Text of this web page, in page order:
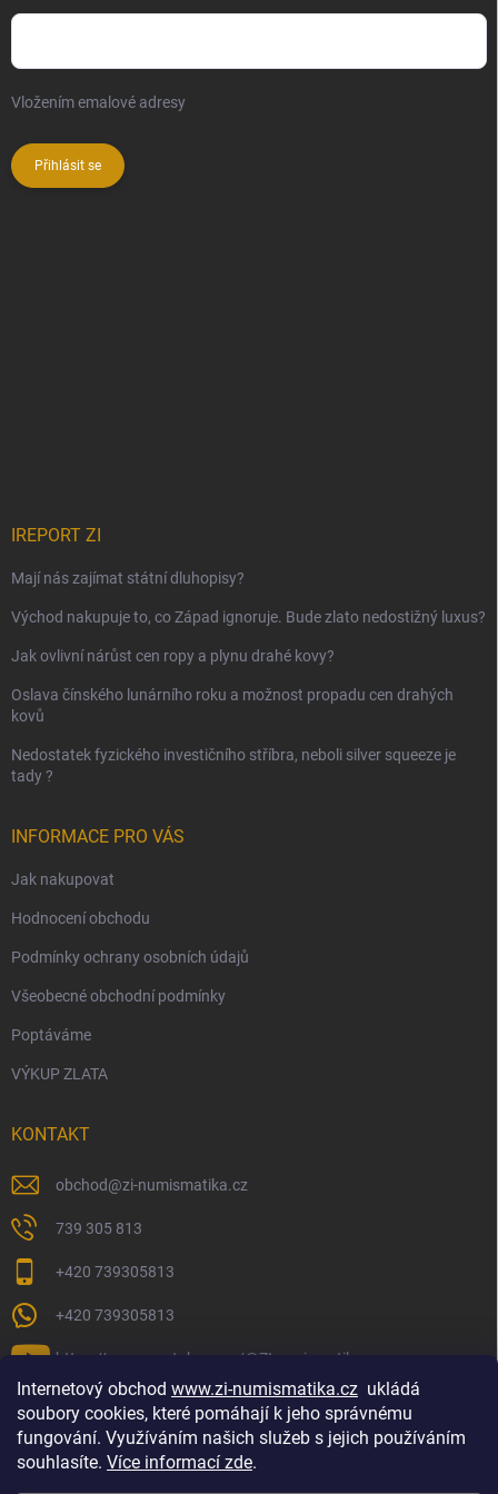
Internetový obchod www.zi-numismatika.cz ukládá
soubory cookies, které pomáhají k jeho správnému
fungování. Využíváním našich služeb s jejich používáním
souhlasíte. Více informací zde.
Vložením emalové adresy
Přihlásit se
IREPORT ZI
Mají nás zajímat státní dluhopisy?
Východ nakupuje to, co Západ ignoruje. Bude zlato nedostižný luxus?
Jak ovlivní nárůst cen ropy a plynu drahé kovy?
Oslava čínského lunárního roku a možnost propadu cen drahých
kovů
Nedostatek fyzického investičního stříbra, neboli silver squeeze je
tady ?
INFORMACE PRO VÁS
Jak nakupovat
Hodnocení obchodu
Podmínky ochrany osobních údajů
Všeobecné obchodní podmínky
Poptáváme
VÝKUP ZLATA
KONTAKT
obchod@zi-numismatika.cz
739 305 813
+420 739305813
+420 739305813
https://www.youtube.com/@ZInumismatika
Zlaté investování Golf shop Golfstart Houby a bylinky